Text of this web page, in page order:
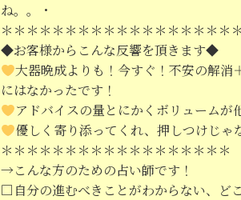
ね。。・
＊＊＊＊＊＊＊＊＊＊＊＊＊＊＊＊＊＊＊
◆お客様からこんな反響を頂きます◆
大器晩成よりも！今すぐ！不安の解
にはなかったです！
アドバイスの量とにかくボリュームが
優しく寄り添ってくれ、押しつけじゃ
＊＊＊＊＊＊＊＊＊＊＊＊＊＊＊＊＊＊
→こんな方のための占い師です！
□自分の進むべきことがわからない、ど